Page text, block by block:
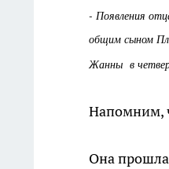
- Появления
общим сыном
Жанны в
Напомним,
Она